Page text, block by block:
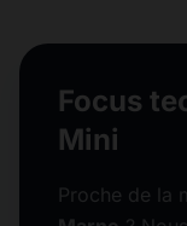
Focus
Mini
Proche de la